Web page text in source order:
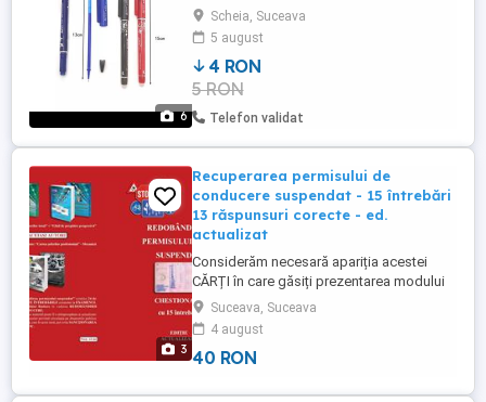
6
mici la școală dar și în alte diferite
activități. Dacă nu se specifică, trimit pe
albastru, dar am și negru și roșu pentru
cine dorește. Se poate trimite și
combinat... Pixul 4 roni, 10 rezerve tot ...
Scheia, Suceava
5 august
4 RON
5 RON
Telefon validat
3
Recuperarea permisului de
conducere suspendat - 15 întrebări
13 răspunsuri corecte - ed.
actualizat
Considerăm necesară apariția acestei
CĂRȚI în care găsiți prezentarea modului
în care un conducător auto al cărui permis
a fost suspendat în urma unei contravenții,
poate obține reducerea perioadei de
suspendare. Din Legislația rutieră sunt
reîmprospătării cunoștințelor ...
Suceava, Suceava
4 august
40 RON